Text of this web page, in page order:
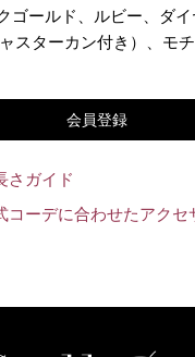
ゴールド、ルビー、ダ
スターカン付き）、モ
会員登録
さガイド
コーデに合わせたアクセ